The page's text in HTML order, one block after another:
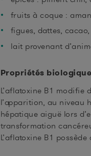
fruits à coque :
figues, dattes,
lait provenant
Propriétés
L’aflatoxine B1 modifie
l’apparition, au niveau
hépatique aiguë lors
transformation
L’aflatoxine B1